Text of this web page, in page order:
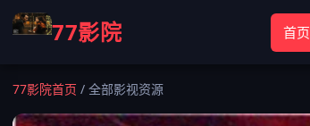
77影院 首页
77影院首页 / 全部影视资源